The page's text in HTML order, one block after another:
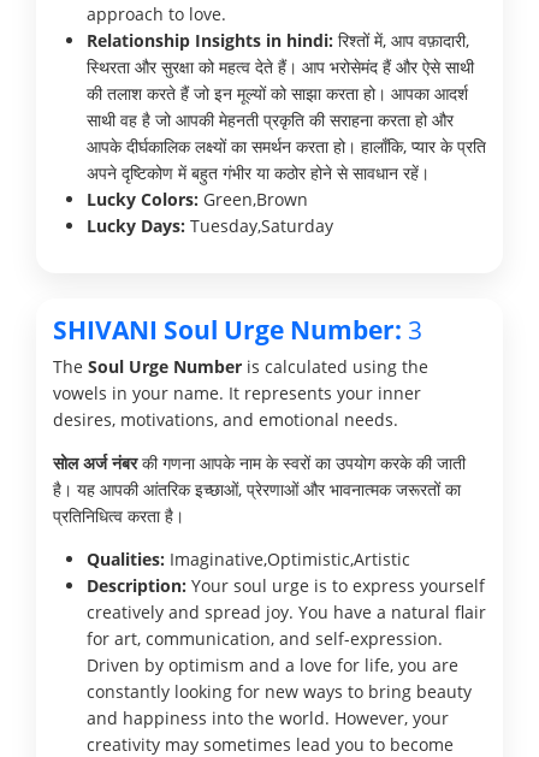
approach to love.
Relationship Insights in hindi: रिश्तों में, आप वफ़ादारी,
स्थिरता और सुरक्षा को महत्व देते हैं। आप भरोसेमंद हैं और ऐसे साथी
की तलाश करते हैं जो इन मूल्यों को साझा करता हो। आपका आदर्श
साथी वह है जो आपकी मेहनती प्रकृति की सराहना करता हो और
आपके दीर्घकालिक लक्ष्यों का समर्थन करता हो। हालाँकि, प्यार के प्रति
अपने दृष्टिकोण में बहुत गंभीर या कठोर होने से सावधान रहें।
Lucky Colors: Green,Brown
Lucky Days: Tuesday,Saturday
SHIVANI Soul Urge Number: 3
The Soul Urge Number is calculated using the
vowels in your name. It represents your inner
desires, motivations, and emotional needs.
सोल अर्ज नंबरकी गणना आपके नाम के स्वरों का उपयोग करके की जाती
है। यह आपकी आंतरिक इच्छाओं, प्रेरणाओं और भावनात्मक जरूरतों का
प्रतिनिधित्व करता है।
Qualities: Imaginative,Optimistic,Artistic
Description: Your soul urge is to express yourself
creatively and spread joy. You have a natural flair
for art, communication, and self-expression.
Driven by optimism and a love for life, you are
constantly looking for new ways to bring beauty
and happiness into the world. However, your
creativity may sometimes lead you to become